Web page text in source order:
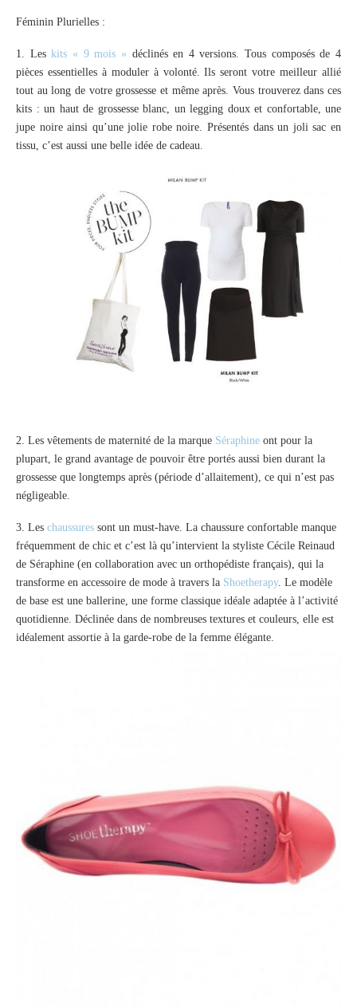
Féminin Plurielles :
1. Leskits « 9 mois » déclinés en 4 versions. Tous composés de 4
pièces essentielles à moduler à volonté. Ils seront votre meilleur allié
tout au long de votre grossesse et même après. Vous trouverez dans ces
kits : un haut de grossesse blanc, un legging doux et confortable, une
jupe noire ainsi qu’une jolie robe noire. Présentés dans un joli sac en
tissu, c’est aussi une belle idée de cadeau.
2. Les vêtements de maternité de la marque Séraphine ont pour la
plupart, le grand avantage de pouvoir être portés aussi bien durant la
grossesse que longtemps après (période d’allaitement), ce qui n’est pas
négligeable.
3. Les chaussures sont un must-have. La chaussure confortable manque
fréquemment de chic et c’est là qu’intervient la styliste Cécile Reinaud
de Séraphine (en collaboration avec un orthopédiste français), qui la
transforme en accessoire de mode à travers la Shoetherapy. Le modèle
de base est une ballerine, une forme classique idéale adaptée à l’activité
quotidienne. Déclinée dans de nombreuses textures et couleurs, elle est
idéalement assortie à la garde-robe de la femme élégante.